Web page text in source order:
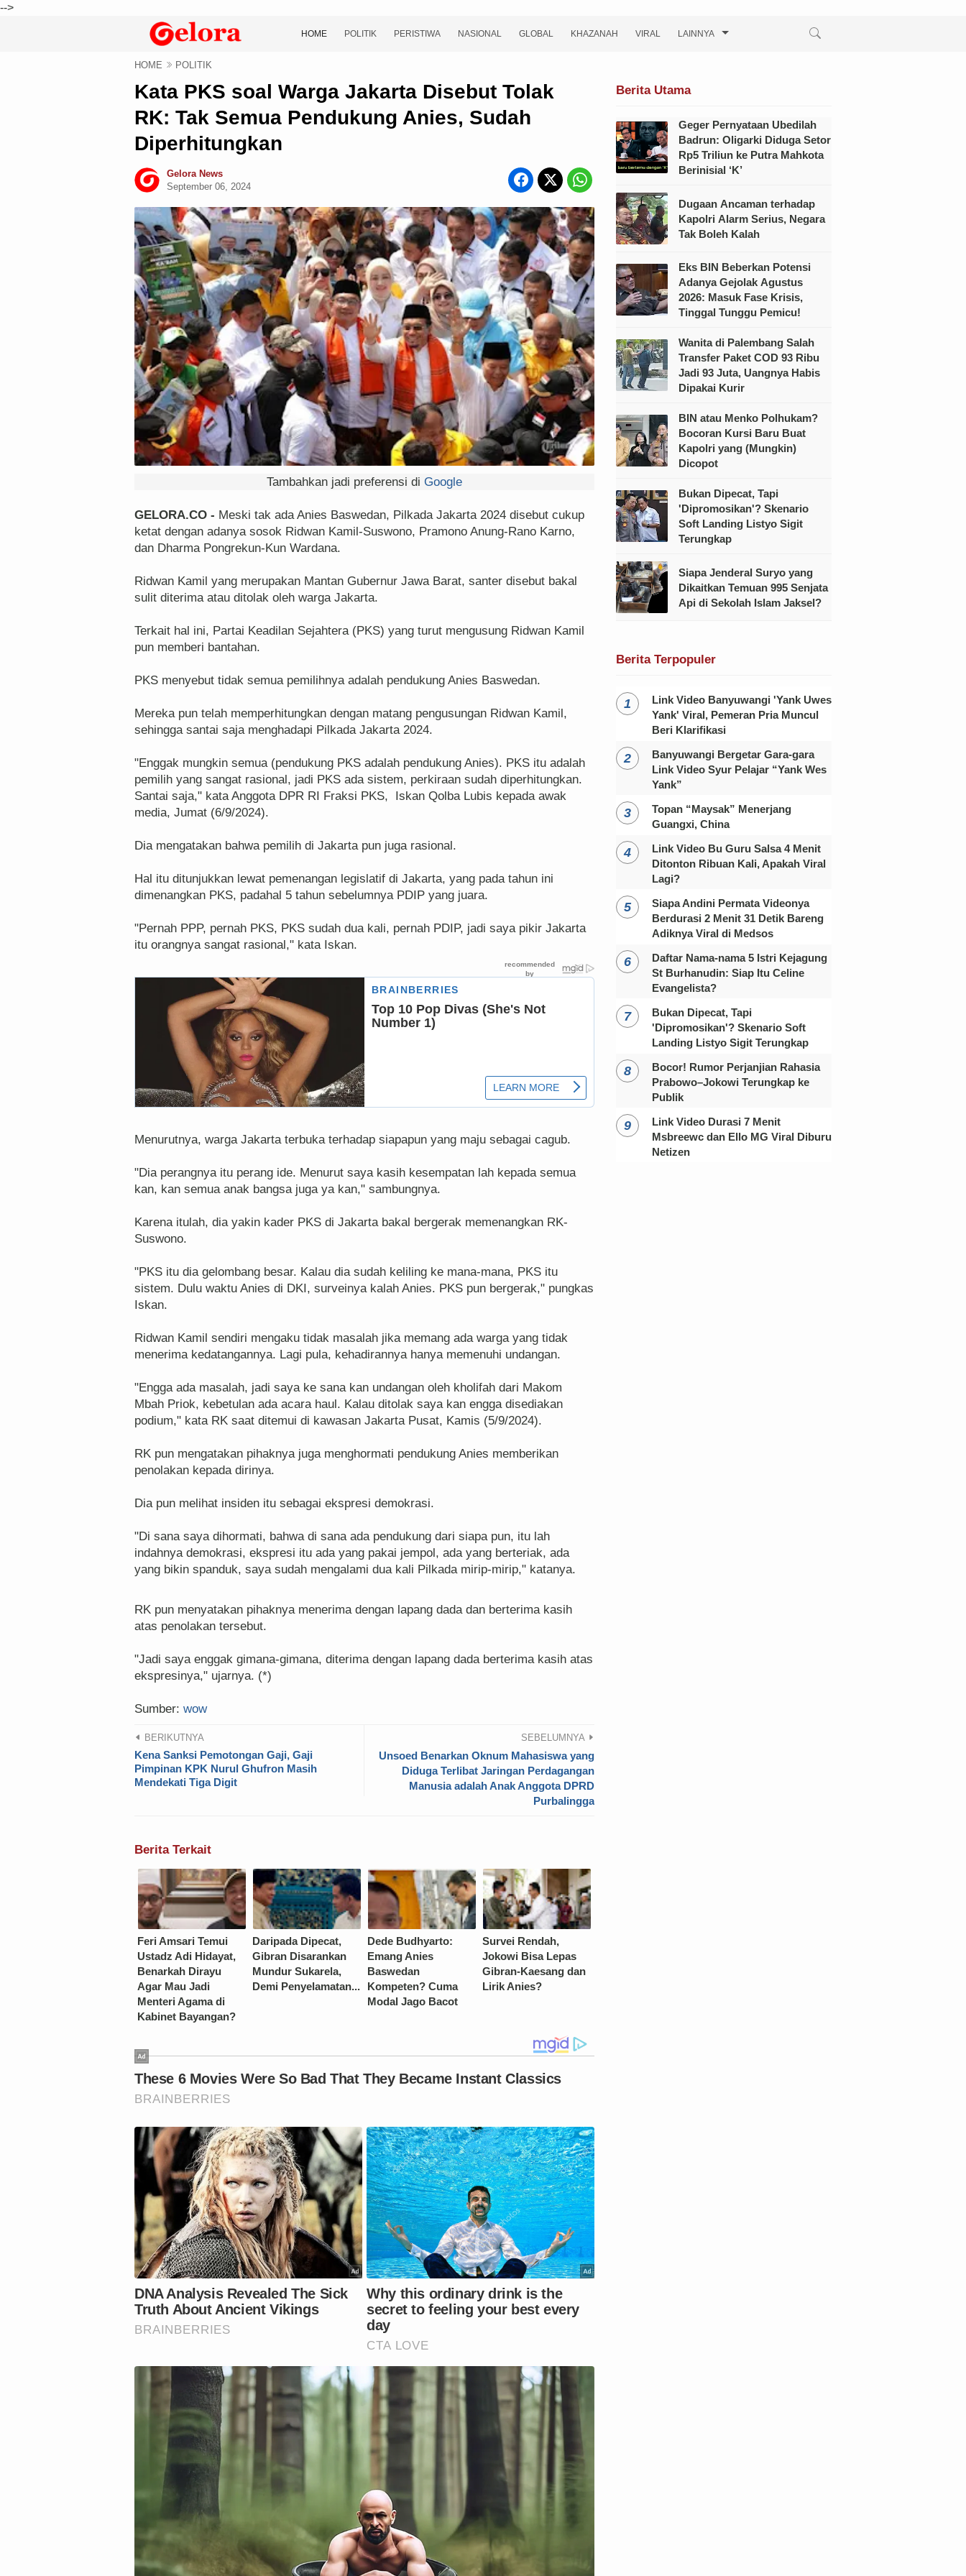
-->
HOME POLITIK PERISTIWA NASIONAL GLOBAL KHAZANAH VIRAL LAINNYA
HOME POLITIK
Kata PKS soal Warga Jakarta Disebut Tolak
RK: Tak Semua Pendukung Anies, Sudah
Diperhitungkan
Gelora News
September 06, 2024
Tambahkan jadi preferensi di Google
GELORA.CO - Meski tak ada Anies Baswedan, Pilkada Jakarta 2024 disebut cukup
ketat dengan adanya sosok Ridwan Kamil-Suswono, Pramono Anung-Rano Karno,
dan Dharma Pongrekun-Kun Wardana.
Ridwan Kamil yang merupakan Mantan Gubernur Jawa Barat, santer disebut bakal
sulit diterima atau ditolak oleh warga Jakarta.
Terkait hal ini, Partai Keadilan Sejahtera (PKS) yang turut mengusung Ridwan Kamil
pun memberi bantahan.
PKS menyebut tidak semua pemilihnya adalah pendukung Anies Baswedan.
Mereka pun telah memperhitungkan dengan matang pengusungan Ridwan Kamil,
sehingga santai saja menghadapi Pilkada Jakarta 2024.
"Enggak mungkin semua (pendukung PKS adalah pendukung Anies). PKS itu adalah
pemilih yang sangat rasional, jadi PKS ada sistem, perkiraan sudah diperhitungkan.
Santai saja," kata Anggota DPR RI Fraksi PKS, Iskan Qolba Lubis kepada awak
media, Jumat (6/9/2024).
Dia mengatakan bahwa pemilih di Jakarta pun juga rasional.
Hal itu ditunjukkan lewat pemenangan legislatif di Jakarta, yang pada tahun ini
dimenangkan PKS, padahal 5 tahun sebelumnya PDIP yang juara.
"Pernah PPP, pernah PKS, PKS sudah dua kali, pernah PDIP, jadi saya pikir Jakarta
itu orangnya sangat rasional," kata Iskan.
Menurutnya, warga Jakarta terbuka terhadap siapapun yang maju sebagai cagub.
"Dia perangnya itu perang ide. Menurut saya kasih kesempatan lah kepada semua
kan, kan semua anak bangsa juga ya kan," sambungnya.
Karena itulah, dia yakin kader PKS di Jakarta bakal bergerak memenangkan RK-
Suswono.
"PKS itu dia gelombang besar. Kalau dia sudah keliling ke mana-mana, PKS itu
sistem. Dulu waktu Anies di DKI, surveinya kalah Anies. PKS pun bergerak," pungkas
Iskan.
Ridwan Kamil sendiri mengaku tidak masalah jika memang ada warga yang tidak
menerima kedatangannya. Lagi pula, kehadirannya hanya memenuhi undangan.
"Engga ada masalah, jadi saya ke sana kan undangan oleh kholifah dari Makom
Mbah Priok, kebetulan ada acara haul. Kalau ditolak saya kan engga disediakan
podium," kata RK saat ditemui di kawasan Jakarta Pusat, Kamis (5/9/2024).
RK pun mengatakan pihaknya juga menghormati pendukung Anies memberikan
penolakan kepada dirinya.
Dia pun melihat insiden itu sebagai ekspresi demokrasi.
"Di sana saya dihormati, bahwa di sana ada pendukung dari siapa pun, itu lah
indahnya demokrasi, ekspresi itu ada yang pakai jempol, ada yang berteriak, ada
yang bikin spanduk, saya sudah mengalami dua kali Pilkada mirip-mirip," katanya.
RK pun menyatakan pihaknya menerima dengan lapang dada dan berterima kasih
atas penolakan tersebut.
"Jadi saya enggak gimana-gimana, diterima dengan lapang dada berterima kasih atas
ekspresinya," ujarnya. (*)
Sumber: wow
BERIKUTNYA
Kena Sanksi Pemotongan Gaji, Gaji
Pimpinan KPK Nurul Ghufron Masih
Mendekati Tiga Digit
SEBELUMNYA
Unsoed Benarkan Oknum Mahasiswa yang
Diduga Terlibat Jaringan Perdagangan
Manusia adalah Anak Anggota DPRD
Purbalingga
Berita Terkait
Feri Amsari Temui
Ustadz Adi Hidayat,
Benarkah Dirayu
Agar Mau Jadi
Menteri Agama di
Kabinet Bayangan?
Daripada Dipecat,
Gibran Disarankan
Mundur Sukarela,
Demi Penyelamatan...
Dede Budhyarto:
Emang Anies
Baswedan
Kompeten? Cuma
Modal Jago Bacot
Survei Rendah,
Jokowi Bisa Lepas
Gibran-Kaesang dan
Lirik Anies?
Berita Utama
Geger Pernyataan Ubedilah
Badrun: Oligarki Diduga Setor
Rp5 Triliun ke Putra Mahkota
Berinisial ‘K’
Dugaan Ancaman terhadap
Kapolri Alarm Serius, Negara
Tak Boleh Kalah
Eks BIN Beberkan Potensi
Adanya Gejolak Agustus
2026: Masuk Fase Krisis,
Tinggal Tunggu Pemicu!
Wanita di Palembang Salah
Transfer Paket COD 93 Ribu
Jadi 93 Juta, Uangnya Habis
Dipakai Kurir
BIN atau Menko Polhukam?
Bocoran Kursi Baru Buat
Kapolri yang (Mungkin)
Dicopot
Bukan Dipecat, Tapi
'Dipromosikan'? Skenario
Soft Landing Listyo Sigit
Terungkap
Siapa Jenderal Suryo yang
Dikaitkan Temuan 995 Senjata
Api di Sekolah Islam Jaksel?
Berita Terpopuler
Link Video Banyuwangi 'Yank Uwes
Yank' Viral, Pemeran Pria Muncul
Beri Klarifikasi
Banyuwangi Bergetar Gara-gara
Link Video Syur Pelajar “Yank Wes
Yank”
Topan “Maysak” Menerjang
Guangxi, China
Link Video Bu Guru Salsa 4 Menit
Ditonton Ribuan Kali, Apakah Viral
Lagi?
Siapa Andini Permata Videonya
Berdurasi 2 Menit 31 Detik Bareng
Adiknya Viral di Medsos
Daftar Nama-nama 5 Istri Kejagung
St Burhanudin: Siap Itu Celine
Evangelista?
Bukan Dipecat, Tapi
'Dipromosikan'? Skenario Soft
Landing Listyo Sigit Terungkap
Bocor! Rumor Perjanjian Rahasia
Prabowo–Jokowi Terungkap ke
Publik
Link Video Durasi 7 Menit
Msbreewc dan Ello MG Viral Diburu
Netizen